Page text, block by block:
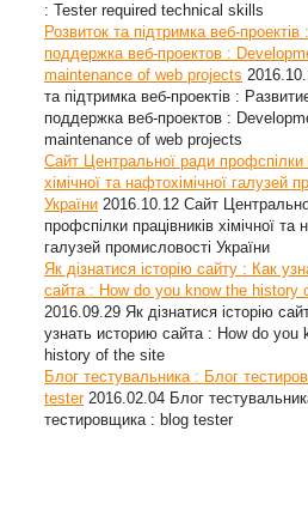
: Tester required technical skills
Розвиток та підтримка веб-
поддержка веб-проектов :
maintenance of web projects
та підтримка веб-проектів :
поддержка веб-проектов :
maintenance of web projects
Сайт Центральної ради профспілки
хімічної та нафтохімічної галузей
України 2016.10.12 Сайт
профспілки працівників хімічної та
галузей промисловості України
Як дізнатися історію сайту : Как
сайта : How do you know the history
2016.09.29 Як дізнатися історію
узнать историю сайта : How do you
history of the site
Блог тестувальника : Блог
tester 2016.02.04 Блог
тестировщика : blog tester